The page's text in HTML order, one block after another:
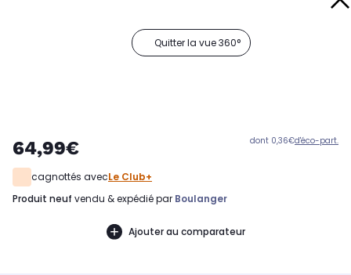
Quitter la vue 360°
64,99€ dont 0,36€d'éco-part.
cagnottés avecLe Club+
produit neuf vendu & expédié par Boulanger
Ajouter au comparateur